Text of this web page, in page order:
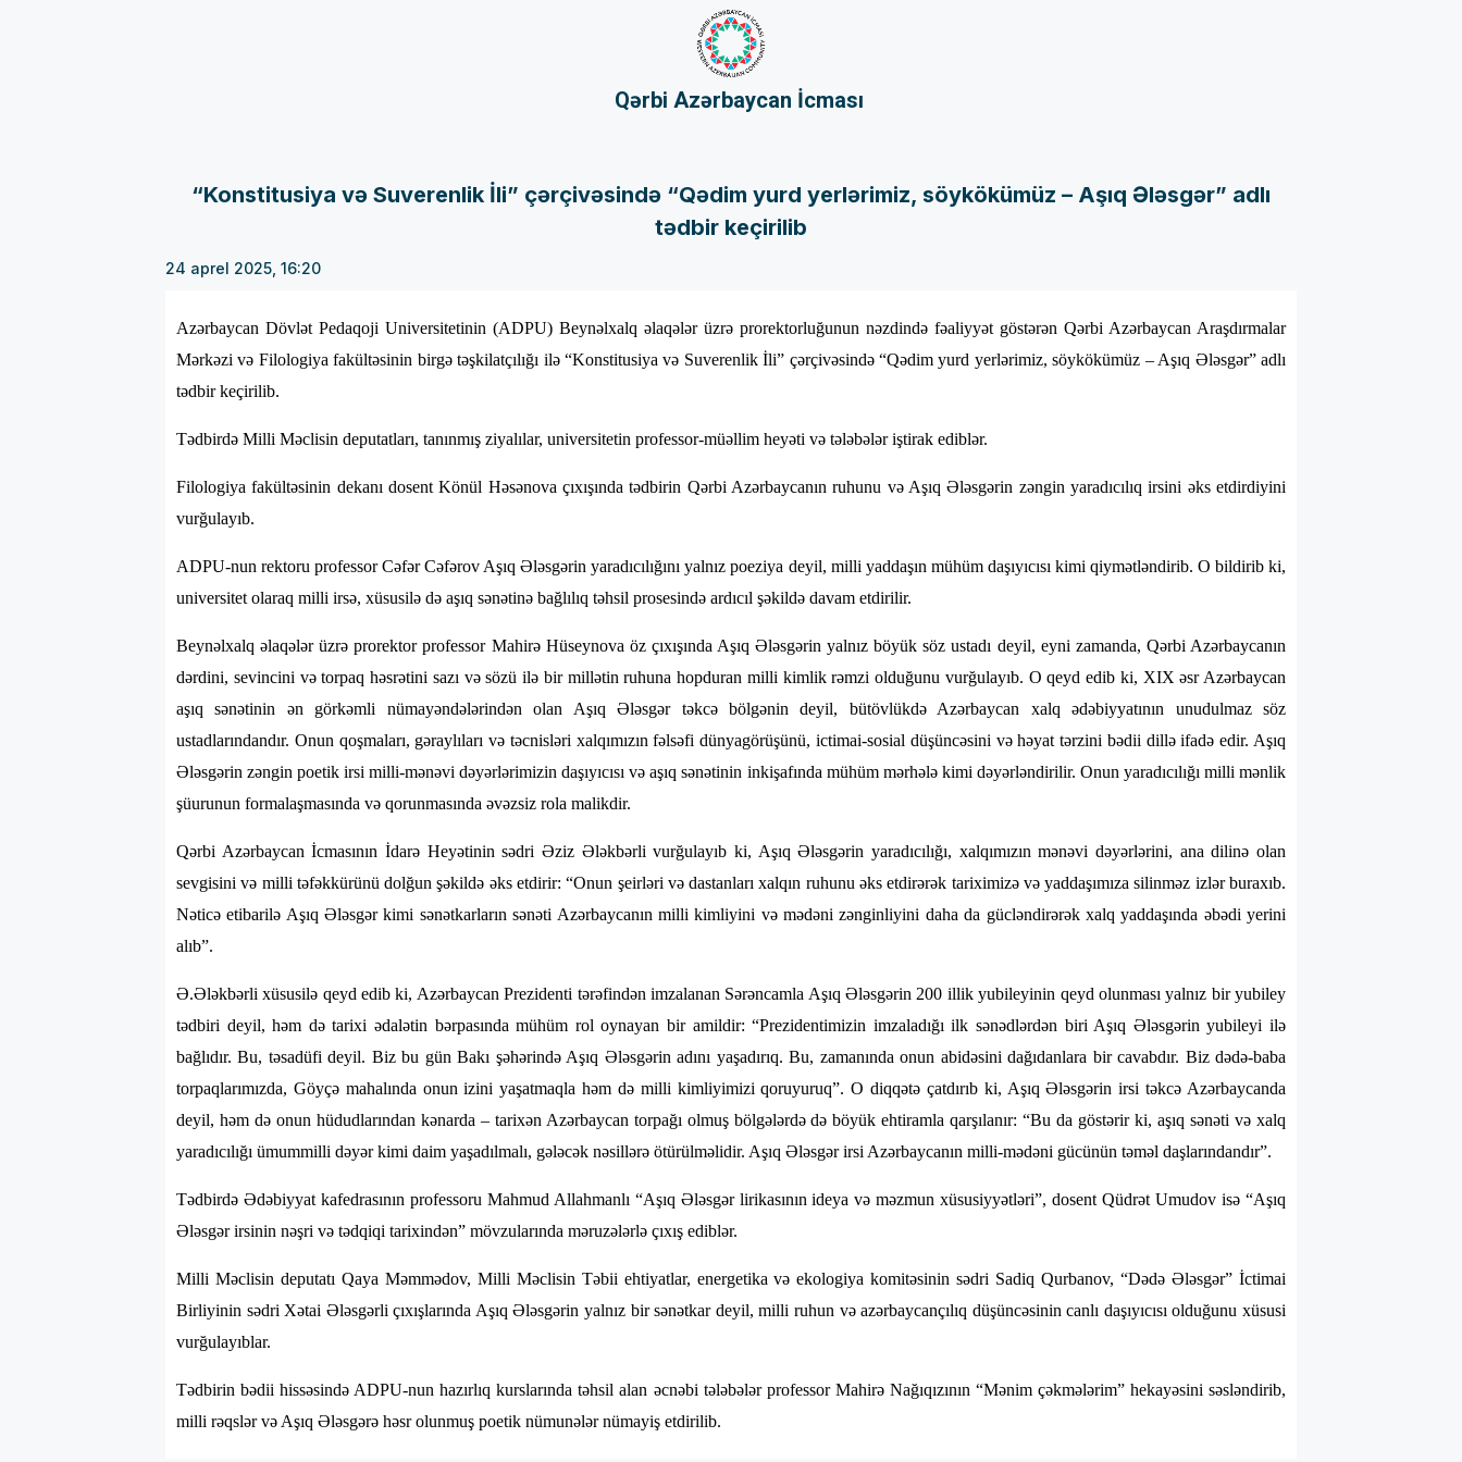
Qərbi Azərbaycan İcması
“Konstitusiya və Suverenlik İli” çərçivəsində “Qədim yurd yerlərimiz, söykökümüz – Aşıq Ələsgər” adlı
tədbir keçirilib
24 aprel 2025, 16:20
Azərbaycan Dövlət Pedaqoji Universitetinin (ADPU) Beynəlxalq əlaqələr üzrə prorektorluğunun nəzdində fəaliyyət göstərən Qərbi Azərbaycan Araşdırmalar
Mərkəzi və Filologiya fakültəsinin birgə təşkilatçılığı ilə “Konstitusiya və Suverenlik İli” çərçivəsində “Qədim yurd yerlərimiz, söykökümüz – Aşıq Ələsgər” adlı
tədbir keçirilib.
Tədbirdə Milli Məclisin deputatları, tanınmış ziyalılar, universitetin professor-müəllim heyəti və tələbələr iştirak ediblər.
Filologiya fakültəsinin dekanı dosent Könül Həsənova çıxışında tədbirin Qərbi Azərbaycanın ruhunu və Aşıq Ələsgərin zəngin yaradıcılıq irsini əks etdirdiyini
vurğulayıb.
ADPU-nun rektoru professor Cəfər Cəfərov Aşıq Ələsgərin yaradıcılığını yalnız poeziya deyil, milli yaddaşın mühüm daşıyıcısı kimi qiymətləndirib. O bildirib ki,
universitet olaraq milli irsə, xüsusilə də aşıq sənətinə bağlılıq təhsil prosesində ardıcıl şəkildə davam etdirilir.
Beynəlxalq əlaqələr üzrə prorektor professor Mahirə Hüseynova öz çıxışında Aşıq Ələsgərin yalnız böyük söz ustadı deyil, eyni zamanda, Qərbi Azərbaycanın
dərdini, sevincini və torpaq həsrətini sazı və sözü ilə bir millətin ruhuna hopduran milli kimlik rəmzi olduğunu vurğulayıb. O qeyd edib ki, XIX əsr Azərbaycan
aşıq sənətinin ən görkəmli nümayəndələrindən olan Aşıq Ələsgər təkcə bölgənin deyil, bütövlükdə Azərbaycan xalq ədəbiyyatının unudulmaz söz
ustadlarındandır. Onun qoşmaları, gəraylıları və təcnisləri xalqımızın fəlsəfi dünyagörüşünü, ictimai-sosial düşüncəsini və həyat tərzini bədii dillə ifadə edir. Aşıq
Ələsgərin zəngin poetik irsi milli-mənəvi dəyərlərimizin daşıyıcısı və aşıq sənətinin inkişafında mühüm mərhələ kimi dəyərləndirilir. Onun yaradıcılığı milli mənlik
şüurunun formalaşmasında və qorunmasında əvəzsiz rola malikdir.
Qərbi Azərbaycan İcmasının İdarə Heyətinin sədri Əziz Ələkbərli vurğulayıb ki, Aşıq Ələsgərin yaradıcılığı, xalqımızın mənəvi dəyərlərini, ana dilinə olan
sevgisini və milli təfəkkürünü dolğun şəkildə əks etdirir: “Onun şeirləri və dastanları xalqın ruhunu əks etdirərək tariximizə və yaddaşımıza silinməz izlər buraxıb.
Nəticə etibarilə Aşıq Ələsgər kimi sənətkarların sənəti Azərbaycanın milli kimliyini və mədəni zənginliyini daha da gücləndirərək xalq yaddaşında əbədi yerini
alıb”.
Ə.Ələkbərli xüsusilə qeyd edib ki, Azərbaycan Prezidenti tərəfindən imzalanan Sərəncamla Aşıq Ələsgərin 200 illik yubileyinin qeyd olunması yalnız bir yubiley
tədbiri deyil, həm də tarixi ədalətin bərpasında mühüm rol oynayan bir amildir: “Prezidentimizin imzaladığı ilk sənədlərdən biri Aşıq Ələsgərin yubileyi ilə
bağlıdır. Bu, təsadüfi deyil. Biz bu gün Bakı şəhərində Aşıq Ələsgərin adını yaşadırıq. Bu, zamanında onun abidəsini dağıdanlara bir cavabdır. Biz dədə-baba
torpaqlarımızda, Göyçə mahalında onun izini yaşatmaqla həm də milli kimliyimizi qoruyuruq”. O diqqətə çatdırıb ki, Aşıq Ələsgərin irsi təkcə Azərbaycanda
deyil, həm də onun hüdudlarından kənarda – tarixən Azərbaycan torpağı olmuş bölgələrdə də böyük ehtiramla qarşılanır: “Bu da göstərir ki, aşıq sənəti və xalq
yaradıcılığı ümummilli dəyər kimi daim yaşadılmalı, gələcək nəsillərə ötürülməlidir. Aşıq Ələsgər irsi Azərbaycanın milli-mədəni gücünün təməl daşlarındandır”.
Tədbirdə Ədəbiyyat kafedrasının professoru Mahmud Allahmanlı “Aşıq Ələsgər lirikasının ideya və məzmun xüsusiyyətləri”, dosent Qüdrət Umudov isə “Aşıq
Ələsgər irsinin nəşri və tədqiqi tarixindən” mövzularında məruzələrlə çıxış ediblər.
Milli Məclisin deputatı Qaya Məmmədov, Milli Məclisin Təbii ehtiyatlar, energetika və ekologiya komitəsinin sədri Sadiq Qurbanov, “Dədə Ələsgər” İctimai
Birliyinin sədri Xətai Ələsgərli çıxışlarında Aşıq Ələsgərin yalnız bir sənətkar deyil, milli ruhun və azərbaycançılıq düşüncəsinin canlı daşıyıcısı olduğunu xüsusi
vurğulayıblar.
Tədbirin bədii hissəsində ADPU-nun hazırlıq kurslarında təhsil alan əcnəbi tələbələr professor Mahirə Nağıqızının “Mənim çəkmələrim” hekayəsini səsləndirib,
milli rəqslər və Aşıq Ələsgərə həsr olunmuş poetik nümunələr nümayiş etdirilib.